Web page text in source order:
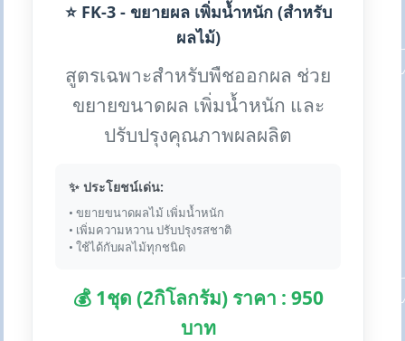
⭐ FK-3 - ขยายผล เพิ่มน้ำหนัก (สำหรับ
ผลไม้)
สูตรเฉพาะสำหรับพืชออกผล ช่วย
ขยายขนาดผล เพิ่มน้ำหนัก และ
ปรับปรุงคุณภาพผลผลิต
✨ ประโยชน์เด่น:
• ขยายขนาดผลไม้ เพิ่มน้ำหนัก
• เพิ่มความหวาน ปรับปรุงรสชาติ
• ใช้ได้กับผลไม้ทุกชนิด
💰 1ชุด (2กิโลกรัม) ราคา : 950
บาท